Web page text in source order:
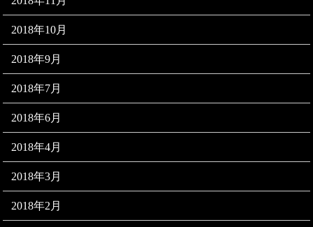
2018年10月
2018年9月
2018年7月
2018年6月
2018年4月
2018年3月
2018年2月